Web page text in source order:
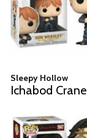
Sleepy Hollow
Ichabod Crane